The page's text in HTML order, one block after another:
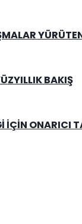
BAKIŞ
İÇIN ONARICI